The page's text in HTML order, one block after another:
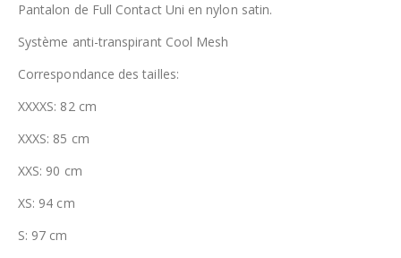
Pantalon de Full Contact Uni en nylon satin.
Système anti-transpirant Cool Mesh
Correspondance des tailles:
XXXXS: 82 cm
XXXS: 85 cm
XXS: 90 cm
XS: 94 cm
S: 97 cm